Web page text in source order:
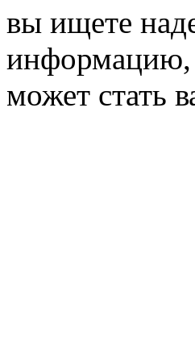
вы ищете
информацию,
может стать